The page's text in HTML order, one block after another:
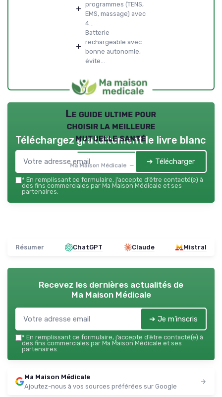
+ programmes (TENS,
EMS, massage) avec
4...
+
Batterie
rechargeable avec
bonne autonomie,
évite...
Le guide ultime pour
choisir la meilleure
mutuelle santé
Ma Maison Médicale — 2026
Téléchargez gratuitement le livre blanc
➔ Télécharger
* En remplissant ce formulaire, j’accepte d’être contacté(e) à
des fins commerciales par Ma Maison Médicale et ses
partenaires.
Résumer ChatGPT Claude Mistral
Recevez les dernières actualités de
Ma Maison Médicale
➔ Je m'inscris
* En remplissant ce formulaire, j’accepte d’être contacté(e) à
des fins commerciales par Ma Maison Médicale et ses
partenaires.
Ma Maison Médicale
Ajoutez-nous à vos sources préférées sur Google